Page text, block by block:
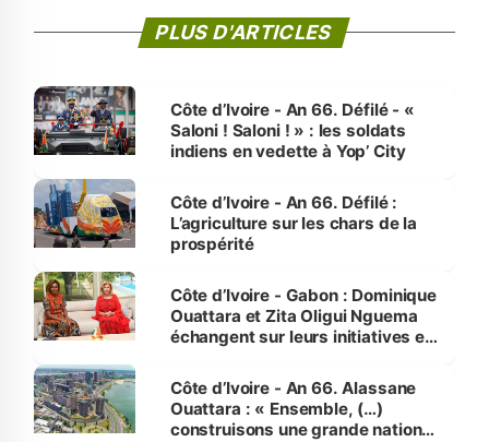
PLUS D'ARTICLES
Côte d’Ivoire - An 66. Défilé - «
Saloni ! Saloni ! » : les soldats
indiens en vedette à Yop’ City
Côte d’Ivoire - An 66. Défilé :
L’agriculture sur les chars de la
prospérité
Côte d’Ivoire - Gabon : Dominique
Ouattara et Zita Oligui Nguema
échangent sur leurs initiatives en
enfants
Côte d’Ivoire - An 66. Alassane
Ouattara : « Ensemble, (…)
construisons une grande nation